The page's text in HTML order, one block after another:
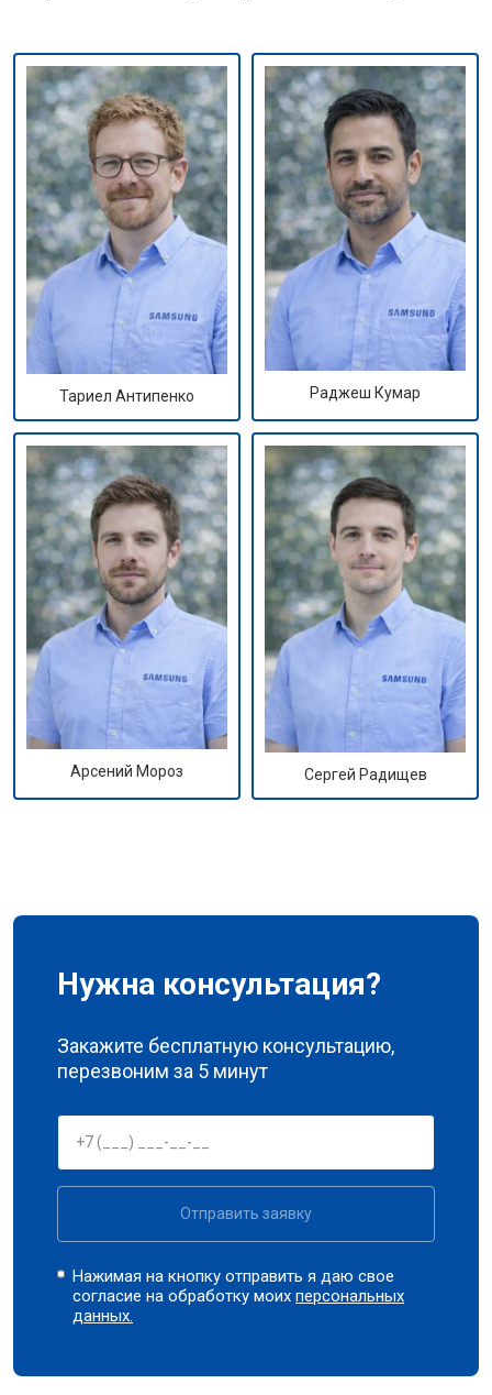
Тариел Антипенко Раджеш Кумар
Арсений Мороз Сергей Радищев
Нужна консультация?
Закажите бесплатную консультацию,
перезвоним за 5 минут
Отправить заявку
Нажимая на кнопку отправить я даю свое
согласие на обработку моихперсональных
данных.